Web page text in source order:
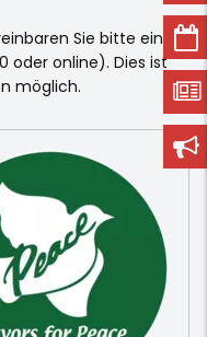
Sie bitte einen
oder online). Dies ist
möglich.